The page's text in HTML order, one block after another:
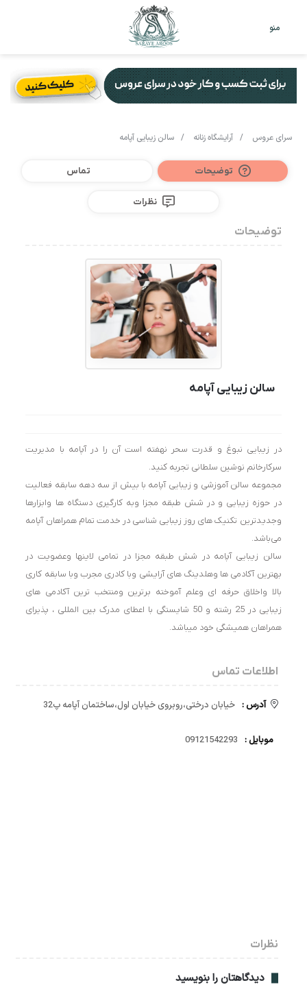
منو
سرای عروس / آرایشگاه زنانه / سالن زیبایی آپامه
توضیحات تماس
نظرات
توضیحات
سالن زیبایی آپامه
در زیبایی نبوغ ‌و قدرت سحر نهفته است آن را در آپامه با مدیریت
سرکارخانم نوشین سلطانی تجربه کنید.
مجموعه سالن آموزشی و زیبایی آپامه با بیش از سه دهه سابقه فعالیت
در حوزه زیبایی و در شش طبقه مجزا وبه کارگیری دستگاه ها وابزارها
وجدیدترین تکنیک های روز زیبایی شناسی در خدمت تمام همراهان آپامه
می‌باشد.
سالن زیبایی آپامه در شش طبقه مجزا در تمامی لاینها وعضویت در
بهترین آکادمی ها وهلدینگ های آرایشی وبا کادری مجرب وبا سابقه کاری
بالا واخلاق حرفه ای وعلم آموخته برترین ومنتخب ترین آکادمی های
زیبایی در 25 رشته و 50 شایستگی با اعطای مدرک بین المللی ، پذیرای
همراهان همیشگی خود میباشد.
اطلاعات تماس
آدرس : خیابان درختی،روبروی خیابان اول،ساختمان آپامه پ32
موبایل : 09121542293
نظرات
دیدگاهتان را بنویسید